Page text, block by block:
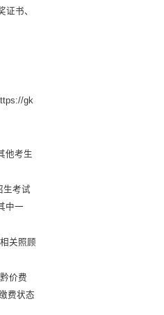
书、
gk
他考生
生考试
中一
关照顾
价费
费状态